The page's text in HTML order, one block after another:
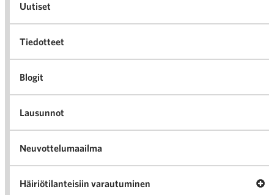
Uutiset
Tiedotteet
Blogit
Lausunnot
Neuvottelumaailma
Häiriötilanteisiin varautuminen